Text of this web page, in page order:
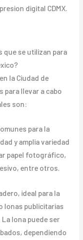
digital CDMX.
que se utilizan para
la Ciudad de
para llevar a cabo
son:
para la
y amplia variedad
papel fotográfico,
entre otros.
ideal para la
lonas publicitarias
lona puede ser
dependiendo